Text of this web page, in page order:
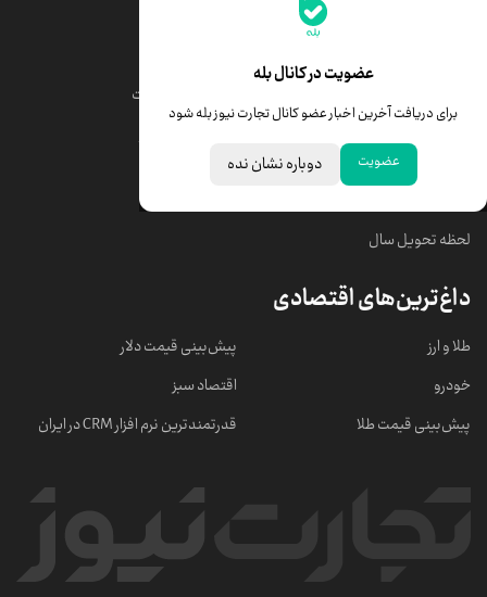
عضویت در کانال بله
برای دریافت آخرین اخبار عضو کانال تجارت نیوز بله شود
عضویت دوباره نشان نده
جدیدترین قیمت‌ها
قیمت درهم امارات
خبرهای مهم
لحظه تحویل سال
داغ‌ترین‌های اقتصادی
طلا و ارز
خودرو
پیش‌بینی قیمت طلا
پیش‌بینی قیمت دلار
اقتصاد سبز
قدرتمندترین نرم‌ افزار CRM در ایران